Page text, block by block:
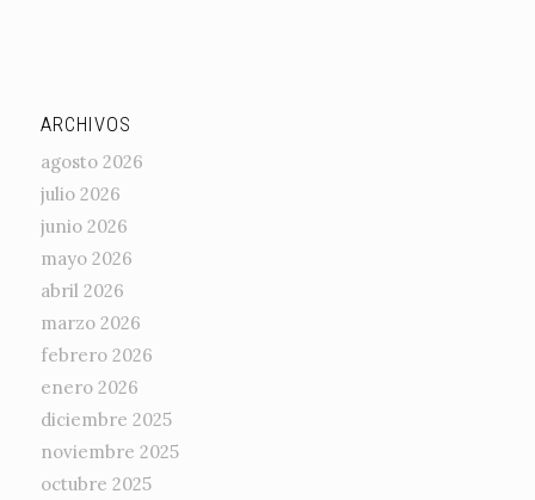
ARCHIVOS
agosto 2026
julio 2026
junio 2026
mayo 2026
abril 2026
marzo 2026
febrero 2026
enero 2026
diciembre 2025
noviembre 2025
octubre 2025